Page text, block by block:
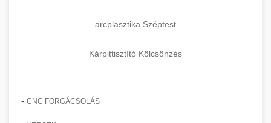
arcplasztika Széptest
Kárpittisztító Kölcsönzés
- CNC FORGÁCSOLÁS